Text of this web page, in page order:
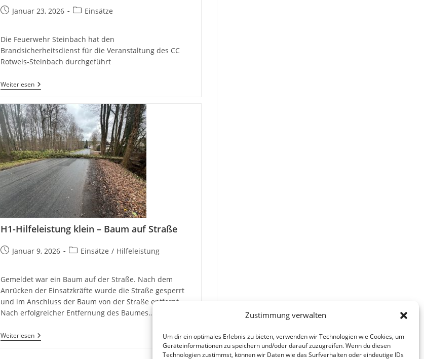
Zustimmung verwalten
Um dir ein optimales Erlebnis zu bieten, verwenden wir Technologien wie Cookies, um
Geräteinformationen zu speichern und/oder darauf zuzugreifen. Wenn du diesen
Technologien zustimmst, können wir Daten wie das Surfverhalten oder eindeutige IDs
BeitragJanuar 23, 2026
Beitrags-
Einsätze
Die Feuerwehr Steinbach hat den
Brandsicherheitsdienst für die Veranstaltung des CC
Rotweis-Steinbach durchgeführt
WeiterlesenBrandsicherheitsdienst
H1-Hilfeleistung klein – Baum auf Straße
BeitragJanuar 9, 2026
Beitrags-
Einsätze / Hilfeleistung
Gemeldet war ein Baum auf der Straße. Nach dem
Anrücken der Einsatzkräfte wurde die Straße gesperrt
und im Anschluss der Baum von der Straße entfernt.
Nach erfolgreicher Entfernung des Baumes…
WeiterlesenH1-
Hilfeleistung